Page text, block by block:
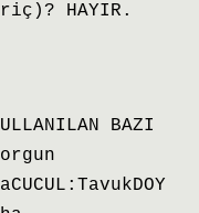
HAYIR.
BAZI